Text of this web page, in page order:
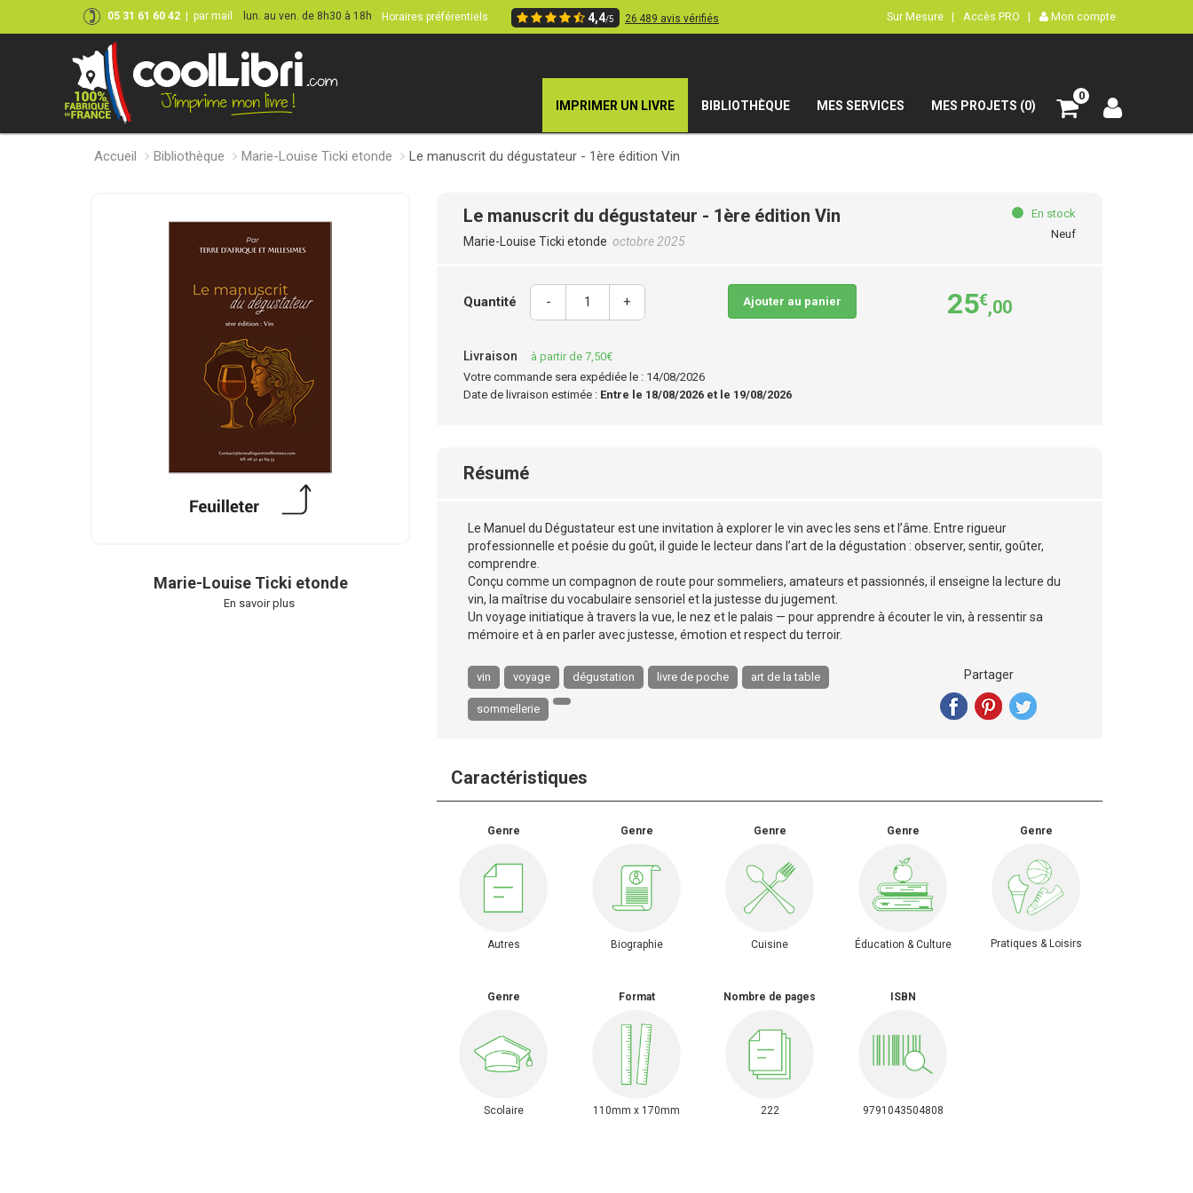
05 31 61 60 42 par mail lun. au ven. de 8h30 à 18h Horaires préférentiels 4,4/5 26 489 avis vérifiés Sur Mesure | Accès PRO | Mon compte
IMPRIMER UN LIVRE BIBLIOTHÈQUE MES SERVICES MES PROJETS (0)
0
Accueil Bibliothèque Marie-Louise Ticki etonde Le manuscrit du dégustateur - 1ère édition Vin
Marie-Louise Ticki etonde
En savoir plus
Le manuscrit du dégustateur - 1ère édition Vin
Marie-Louise Ticki etonde octobre 2025
En stock
Neuf
Quantité - + Ajouter au panier 25€,00
Livraison
à partir de 7,50€
Votre commande sera expédiée le : 14/08/2026
Date de livraison estimée : Entre le 18/08/2026 et le 19/08/2026
Résumé
Le Manuel du Dégustateur est une invitation à explorer le vin avec les sens et l’âme. Entre rigueur
professionnelle et poésie du goût, il guide le lecteur dans l’art de la dégustation : observer, sentir, goûter,
comprendre.
Conçu comme un compagnon de route pour sommeliers, amateurs et passionnés, il enseigne la lecture du
vin, la maîtrise du vocabulaire sensoriel et la justesse du jugement.
Un voyage initiatique à travers la vue, le nez et le palais — pour apprendre à écouter le vin, à ressentir sa
mémoire et à en parler avec justesse, émotion et respect du terroir.
vin voyage dégustation livre de poche art de la table
sommellerie
Partager
Caractéristiques
Genre
Autres
Genre
Biographie
Genre
Cuisine
Genre
Éducation & Culture
Genre
Pratiques & Loisirs
Genre
Scolaire
Format
110mm x 170mm
Nombre de pages
222
ISBN
9791043504808